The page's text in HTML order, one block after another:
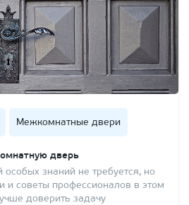
Межкомнатные двери
дверь
особых знаний не требуется, но
и советы профессионалов в этом
доверить задачу